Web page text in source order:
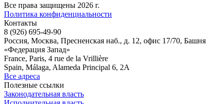
Все права защищены 2026 г.
Политика конфиденциальности
Контакты
8 (926) 695-49-90
Россия, Москва, Пресненская наб., д. 12, офис 17/70, Башня
«Федерация Запад»
France, Paris, 4 rue de la Vrillière
Spain, Málaga, Alameda Principal 6, 2A
Все адреса
Полезные ссылки
Законодательная власть